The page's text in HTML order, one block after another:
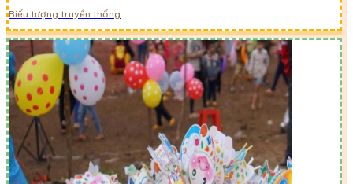
Biểu tượng truyền thống